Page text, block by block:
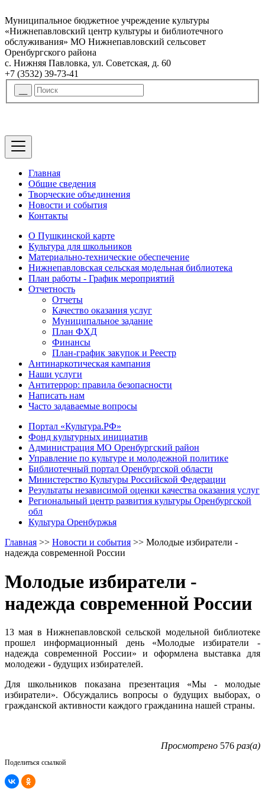
Муниципальное бюджетное учреждение культуры
«Нижнепавловский центр культуры и библиотечного
обслуживания» МО Нижнепавловский сельсовет
Оренбургского района
с. Нижняя Павловка, ул. Советская, д. 60
+7 (3532) 39-73-41
Главная
Общие сведения
Творческие объединения
Новости и события
Контакты
О Пушкинской карте
Культура для школьников
Материально-технические обеспечение
Нижнепавловская сельская модельная библиотека
План работы - График мероприятий
Отчетность
Отчеты
Качество оказания услуг
Муниципальное задание
План ФХД
Финансы
План-график закупок и Реестр
Антинаркотическая кампания
Наши услуги
Антитеррор: правила безопасности
Написать нам
Часто задаваемые вопросы
Портал «Культура.РФ»
Фонд культурных инициатив
Администрация МО Оренбургский район
Управление по культуре и молодежной политике
Библиотечный портал Оренбургской области
Министерство Культуры Российской Федерации
Результаты независимой оценки качества оказания услуг
Региональный центр развития культуры Оренбургской
обл
Культура Оренбуржья
Главная >> Новости и события >> Молодые избиратели -
надежда современной России
Молодые избиратели -
надежда современной России
13 мая в Нижнепавловской сельской модельной библиотеке
прошел информационный день «Молодые избиратели -
надежда современной России» и оформлена выставка для
молодежи - будущих избирателей.
Для школьников показана презентация «Мы - молодые
избиратели». Обсуждались вопросы о будущих выборах, о
гражданской активности каждого гражданина нашей страны.
Просмотрено 576 раз(а)
Поделиться ссылкой